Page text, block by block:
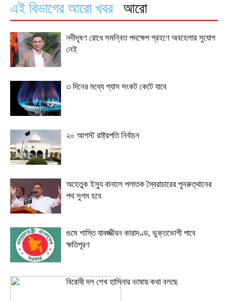
এই বিভাগের আরো খবর আরো
নদীদূষণ রোধে সমন্বিত পদক্ষেপ গ্রহণে অবহেলার সুযোগ
নেই
৩ দিনের মধ্যে গ্যাস সংকট কেটে যাবে
২০ আগস্ট রাষ্ট্রপতি নির্বাচন
অহেতুক ইস্যু বানালে পলাতক স্বৈরাচারের পুনরুত্থানের
পথ সুগম হবে
গুমে শাস্তি যাবজ্জীবন কারাদণ্ড, ভুক্তভোগী পাবে
ক্ষতিপূরণ
বিরোধী দল শেখ হাসিনার ভাষায় কথা বলছে